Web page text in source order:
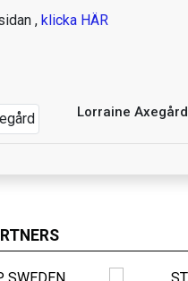
, klicka HÄR
Lorraine Axegård